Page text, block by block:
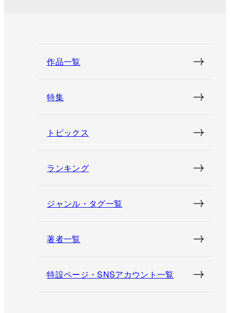
作品一覧
特集
トピックス
ランキング
ジャンル・タグ一覧
著者一覧
特設ページ・SNSアカウント一覧